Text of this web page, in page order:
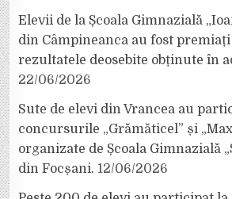
Elevii de la Școala Gimnazială
din Câmpineanca au fost
rezultatele deosebite obținute în
22/06/2026
Sute de elevi din Vrancea au
concursurile „Grămăticel” și
organizate de Școala Gimnazială
din Focșani. 12/06/2026